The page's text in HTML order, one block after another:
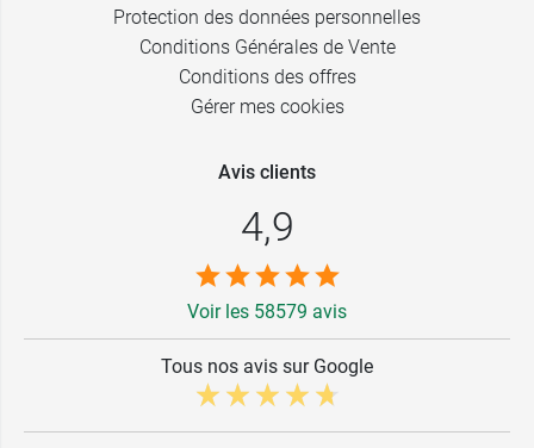
Protection des données personnelles
Conditions Générales de Vente
Conditions des offres
Gérer mes cookies
Avis clients
4,9
Voir les 58579 avis
Tous nos avis sur Google